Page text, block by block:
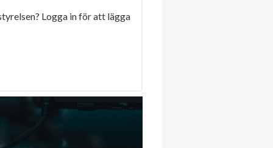
Logga in för att lägga